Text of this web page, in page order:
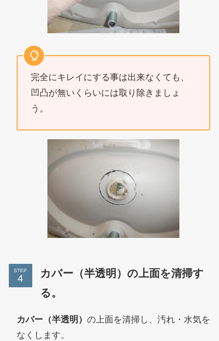
完全にキレイにする事は出来なくても、
凹凸が無いくらいには取り除きましょ
う。
STEP
カバー（半透明）の上面を清掃す
る。
カバー（半透明） の上面を清掃し、汚れ・水気を
なくします。